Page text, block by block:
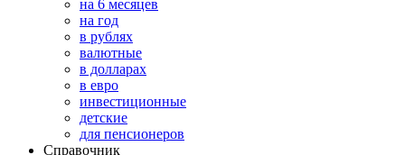
на 6 месяцев
на год
в рублях
валютные
в долларах
в евро
инвестиционные
детские
для пенсионеров
Справочник